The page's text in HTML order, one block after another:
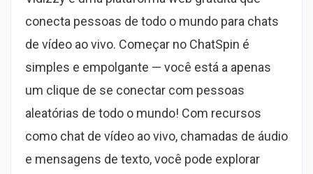
conecta pessoas de todo o mundo para chats
de vídeo ao vivo. Começar no ChatSpin é
simples e empolgante — você está a apenas
um clique de se conectar com pessoas
aleatórias de todo o mundo! Com recursos
como chat de vídeo ao vivo, chamadas de áudio
e mensagens de texto, você pode explorar